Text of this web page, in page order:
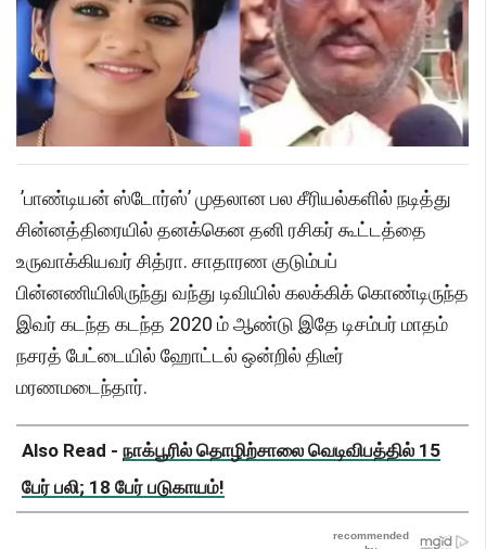
’பாண்டியன் ஸ்டோர்ஸ்’ முதலான பல சீரியல்களில் நடித்து
சின்னத்திரையில் தனக்கென தனி ரசிகர் கூட்டத்தை
உருவாக்கியவர் சித்ரா. சாதாரண குடும்பப்
பின்னணியிலிருந்து வந்து டிவியில் கலக்கிக் கொண்டிருந்த
இவர் கடந்த கடந்த 2020 ம் ஆண்டு இதே டிசம்பர் மாதம்
நசரத் பேட்டையில் ஹோட்டல் ஒன்றில் திடீர்
மரணமடைந்தார்.
Also Read - நாக்பூரில் தொழிற்சாலை வெடிவிபத்தில் 15
பேர் பலி; 18 பேர் படுகாயம்!